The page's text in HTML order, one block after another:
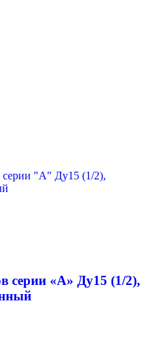
серии «А» Ду15 (1/2),